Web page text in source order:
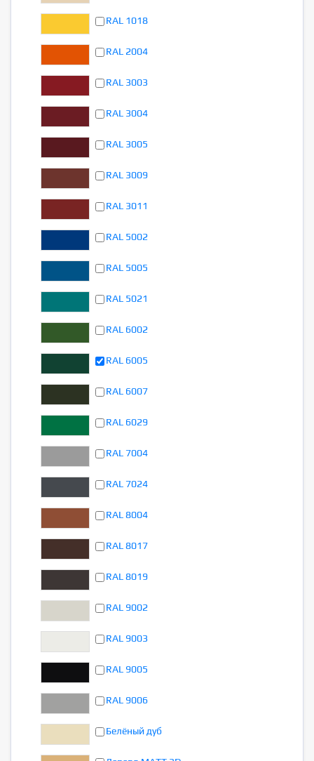
RAL 1018
RAL 2004
RAL 3003
RAL 3004
RAL 3005
RAL 3009
RAL 3011
RAL 5002
RAL 5005
RAL 5021
RAL 6002
RAL 6005
RAL 6007
RAL 6029
RAL 7004
RAL 7024
RAL 8004
RAL 8017
RAL 8019
RAL 9002
RAL 9003
RAL 9005
RAL 9006
Белёный дуб